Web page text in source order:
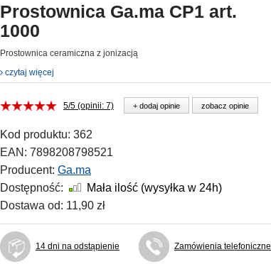
Prostownica Ga.ma CP1 art.
1000
Prostownica ceramiczna z jonizacją
czytaj więcej
5/5 (opinii: 7) + dodaj opinie zobacz opinie
Kod produktu: 362
EAN: 7898208798521
Producent: Ga.ma
Dostępność:
Mała ilość (wysyłka w 24h)
Dostawa od: 11,90 zł
14 dni na odstąpienie Zamówienia telefoniczne